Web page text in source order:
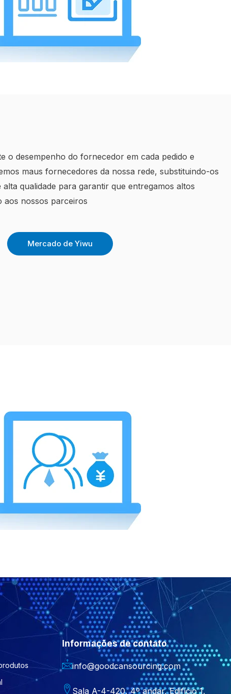
o desempenho do fornecedor em cada pedido e
maus fornecedores da nossa rede, substituindo-os
qualidade para garantir que entregamos altos
aos nossos parceiros
Mercado de Yiwu
Informações de contato
info@goodcansourcing.com
Sala A-4-420, 4º andar, Edifício 1,